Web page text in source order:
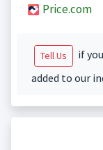
Price.com
Tell Us
if
added to our